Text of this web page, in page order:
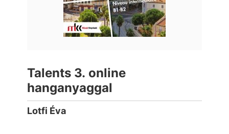
Talents 3. online
hanganyaggal
Lotfi Éva